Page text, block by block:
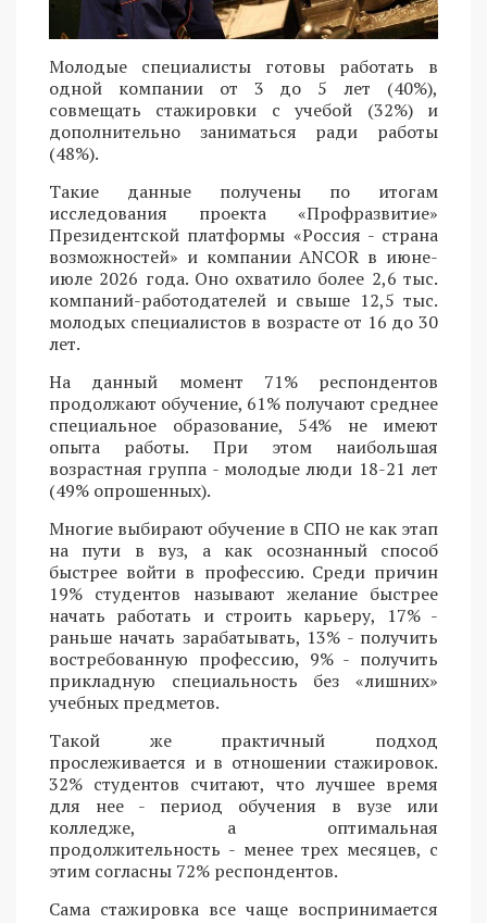
Молодые специалисты готовы работать в
одной компании от 3 до 5 лет (40%),
совмещать стажировки с учебой (32%) и
дополнительно заниматься ради работы
(48%).
Такие данные получены по итогам
исследования проекта «Профразвитие»
Президентской платформы «Россия - страна
возможностей» и компании ANCOR в июне-
июле 2026 года. Оно охватило более 2,6 тыс.
компаний-работодателей и свыше 12,5 тыс.
молодых специалистов в возрасте от 16 до 30
лет.
На данный момент 71% респондентов
продолжают обучение, 61% получают среднее
специальное образование, 54% не имеют
опыта работы. При этом наибольшая
возрастная группа - молодые люди 18-21 лет
(49% опрошенных).
Многие выбирают обучение в СПО не как этап
на пути в вуз, а как осознанный способ
быстрее войти в профессию. Среди причин
19% студентов называют желание быстрее
начать работать и строить карьеру, 17% -
раньше начать зарабатывать, 13% - получить
востребованную профессию, 9% - получить
прикладную специальность без «лишних»
учебных предметов.
Такой же практичный подход
прослеживается и в отношении стажировок.
32% студентов считают, что лучшее время
для нее - период обучения в вузе или
колледже, а оптимальная
продолжительность - менее трех месяцев, с
этим согласны 72% респондентов.
Сама стажировка все чаще воспринимается